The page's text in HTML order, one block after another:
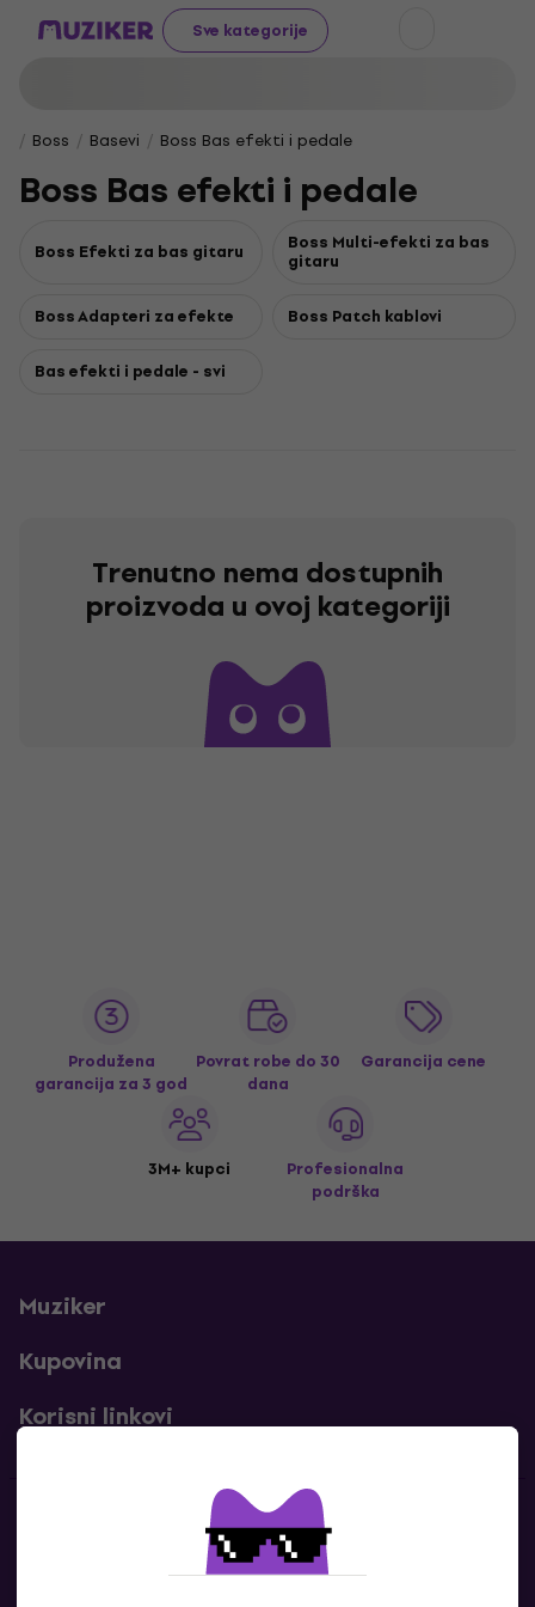
Sve kategorije
Boss Basevi Boss Bas efekti i pedale
Boss Bas efekti i pedale
Boss Efekti za bas gitaru Boss Multi-efekti za bas
gitaru
Boss Adapteri za efekte Boss Patch kablovi
Bas efekti i pedale - svi
Trenutno nema dostupnih
proizvoda u ovoj kategoriji
Produžena
garancija za 3 god
Povrat robe do 30
dana
Garancija cene
3M+ kupci
Profesionalna
podrška
Muziker
Kupovina
Korisni linkovi
Kontakti
Kontaktiraj nas